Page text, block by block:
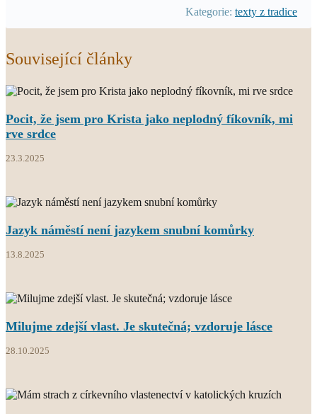
Kategorie: texty z tradice
Související články
Pocit, že jsem pro Krista jako neplodný fíkovník, mi
rve srdce
23.3.2025
Jazyk náměstí není jazykem snubní komůrky
13.8.2025
Milujme zdejší vlast. Je skutečná; vzdoruje lásce
28.10.2025